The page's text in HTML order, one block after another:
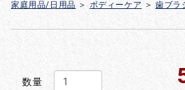
家庭用品/日用品 ＞ ボディーケア ＞ 歯ブラ
数量